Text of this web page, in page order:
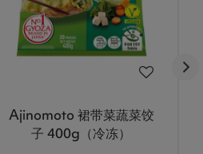
Ajinomoto 裙带菜蔬菜饺
子 400g（冷冻）